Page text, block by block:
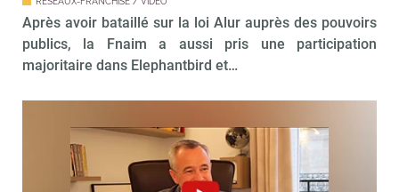
Après avoir bataillé sur la loi Alur auprès des pouvoirs
publics, la Fnaim a aussi pris une participation
majoritaire dans Elephantbird et…
Recevoir Immo Matin